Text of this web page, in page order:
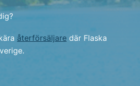
återförsäljare där Flaska